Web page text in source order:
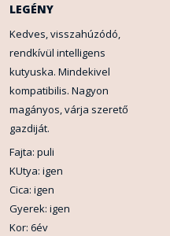
LEGÉNY
Kedves, visszahúzódó,
rendkívül intelligens
kutyuska. Mindekivel
kompatibilis. Nagyon
magányos, várja szerető
gazdiját.
Fajta: puli
KUtya: igen
Cica: igen
Gyerek: igen
Kor: 6év